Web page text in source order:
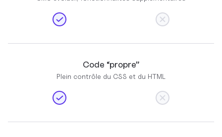
Code “propre”
Plein contrôle du CSS et du HTML